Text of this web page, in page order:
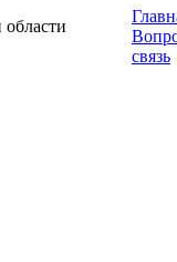
связь